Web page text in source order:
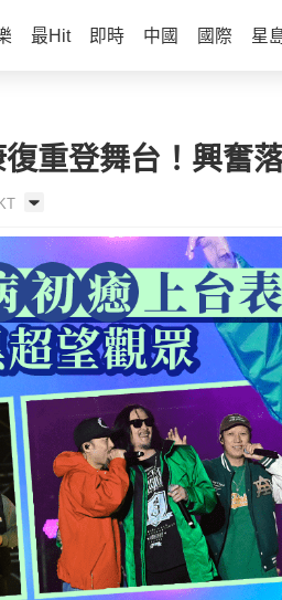
最Hit 即時 中國 國際 星
重登舞台！興奮